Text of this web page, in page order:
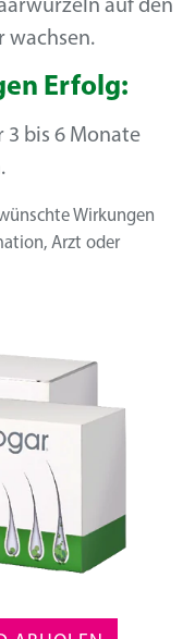
auf den
wachsen.
Erfolg:
3 bis 6 Monate
Wirkungen
Arzt oder